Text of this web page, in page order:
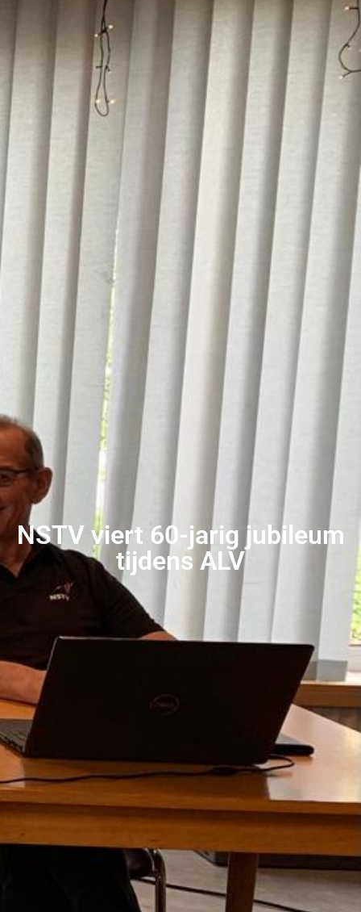
NSTV viert 60-jarig jubileum
tijdens ALV